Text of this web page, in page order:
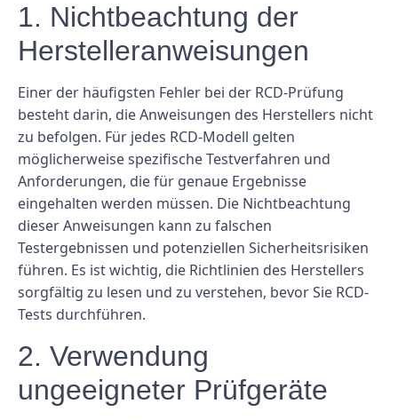
1. Nichtbeachtung der
Herstelleranweisungen
Einer der häufigsten Fehler bei der RCD-Prüfung
besteht darin, die Anweisungen des Herstellers nicht
zu befolgen. Für jedes RCD-Modell gelten
möglicherweise spezifische Testverfahren und
Anforderungen, die für genaue Ergebnisse
eingehalten werden müssen. Die Nichtbeachtung
dieser Anweisungen kann zu falschen
Testergebnissen und potenziellen Sicherheitsrisiken
führen. Es ist wichtig, die Richtlinien des Herstellers
sorgfältig zu lesen und zu verstehen, bevor Sie RCD-
Tests durchführen.
2. Verwendung
ungeeigneter Prüfgeräte